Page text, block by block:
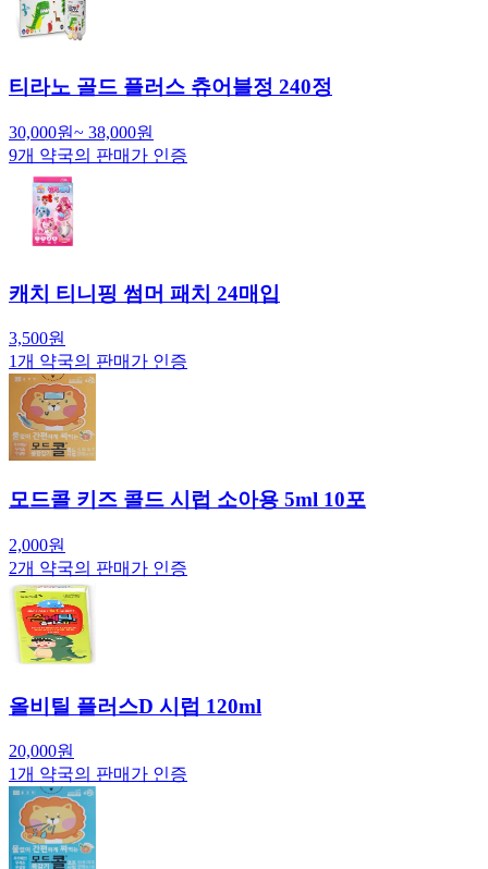
티라노 골드 플러스 츄어블정 240정
30,000원~ 38,000원
9개 약국의 판매가 인증
캐치 티니핑 썸머 패치 24매입
3,500원
1개 약국의 판매가 인증
모드콜 키즈 콜드 시럽 소아용 5ml 10포
2,000원
2개 약국의 판매가 인증
올비틸 플러스D 시럽 120ml
20,000원
1개 약국의 판매가 인증